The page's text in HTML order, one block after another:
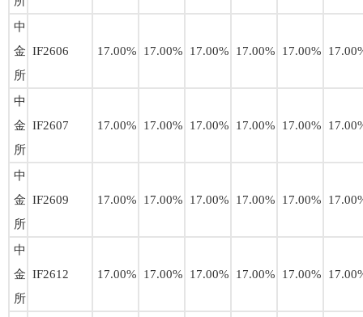
中
金
所
IF2606 17.00% 17.00% 17.00% 17.00% 17.00%
中
金
所
IF2607 17.00% 17.00% 17.00% 17.00% 17.00%
中
金
所
IF2609 17.00% 17.00% 17.00% 17.00% 17.00%
中
金
所
IF2612 17.00% 17.00% 17.00% 17.00% 17.00%